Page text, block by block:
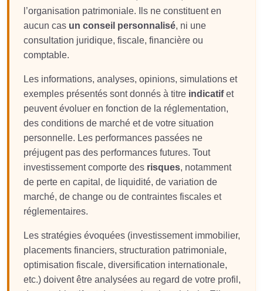
l’organisation patrimoniale. Ils ne constituent en
aucun cas un conseil personnalisé, ni une
consultation juridique, fiscale, financière ou
comptable.
Les informations, analyses, opinions, simulations et
exemples présentés sont donnés à titre indicatifet
peuvent évoluer en fonction de la réglementation,
des conditions de marché et de votre situation
personnelle. Les performances passées ne
préjugent pas des performances futures. Tout
investissement comporte des risques, notamment
de perte en capital, de liquidité, de variation de
marché, de change ou de contraintes fiscales et
réglementaires.
Les stratégies évoquées (investissement immobilier,
placements financiers, structuration patrimoniale,
optimisation fiscale, diversification internationale,
etc.) doivent être analysées au regard de votre profil,